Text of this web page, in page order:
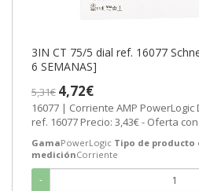
3IN CT 75/5 dial ref. 16077
6 SEMANAS]
5,31€ 4,72€
16077 | Corriente AMP
ref. 16077 Precio: 3,43€ - Oferta
GamaPowerLogic Tipo de producto
mediciónCorriente
-